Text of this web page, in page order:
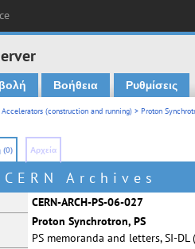
Βοήθεια Ρυθμίσεις
Accelerators (construction and running) > Proton
(0) Αρχεία
CERN Archives
CERN-ARCH-PS-06-027
Proton Synchrotron, PS
PS memoranda and letters, SI-